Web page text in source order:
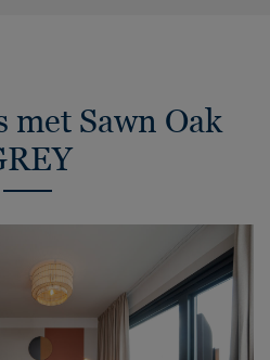
met Sawn Oak